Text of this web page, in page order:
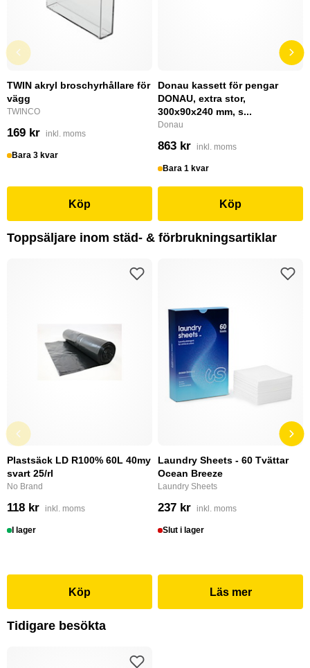
TWIN akryl broschyrhållare för
vägg
TWINCO
169 kr inkl. moms
Bara 3 kvar
Köp
Donau kassett för pengar
DONAU, extra stor,
300x90x240 mm, s...
Donau
863 kr inkl. moms
Bara 1 kvar
Köp
Toppsäljare inom städ- & förbrukningsartiklar
Plastsäck LD R100% 60L 40my
svart 25/rl
No Brand
118 kr inkl. moms
I lager
Köp
Laundry Sheets - 60 Tvättar
Ocean Breeze
Laundry Sheets
237 kr inkl. moms
Slut i lager
Läs mer
Tidigare besökta